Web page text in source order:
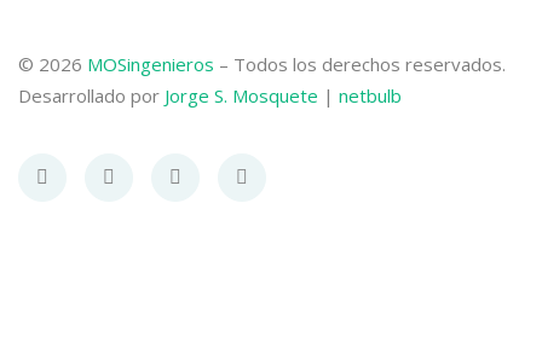
© 2026 MOSingenieros – Todos los derechos reservados.
Desarrollado por Jorge S. Mosquete | netbulb